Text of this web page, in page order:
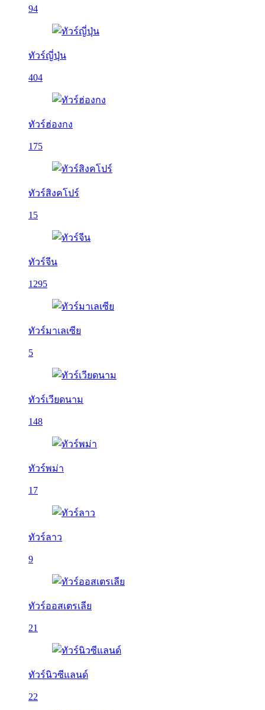
94
ทัวร์ญี่ปุ่น
404
ทัวร์ฮ่องกง
175
ทัวร์สิงคโปร์
15
ทัวร์จีน
1295
ทัวร์มาเลเซีย
5
ทัวร์เวียดนาม
148
ทัวร์พม่า
17
ทัวร์ลาว
9
ทัวร์ออสเตรเลีย
21
ทัวร์นิวซีแลนด์
22